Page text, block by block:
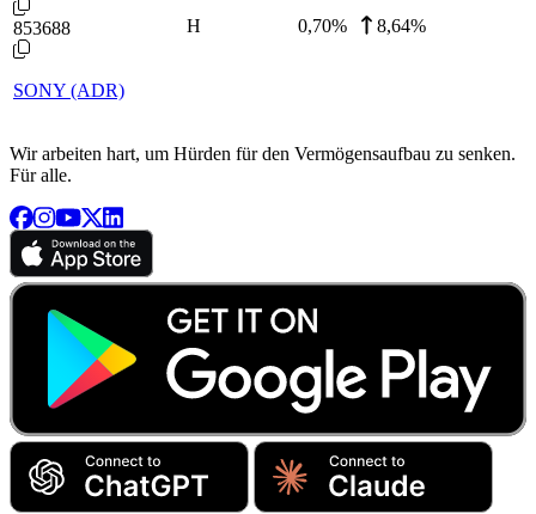
853688
SONY (ADR)
H 0,70% 8,64%
Wir arbeiten hart, um Hürden für den Vermögensaufbau zu senken.
Für alle.